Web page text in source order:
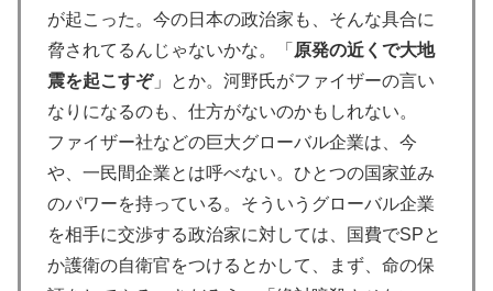
が起こった。今の日本の政治家も、そんな具合に
脅されてるんじゃないかな。「 原発の近くで大地
震を起こすぞ」とか。河野氏がファイザーの言い
なりになるのも、仕方がないのかもしれない。
ファイザー社などの巨大グローバル企業は、今
や、一民間企業とは呼べない。ひとつの国家並み
のパワーを持っている。そういうグローバル企業
を相手に交渉する政治家に対しては、国費でSPと
か護衛の自衛官をつけるとかして、まず、命の保